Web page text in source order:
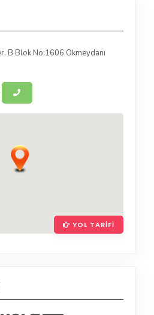
B Blok No:1606 Okmeydanı
YOL TARIFI